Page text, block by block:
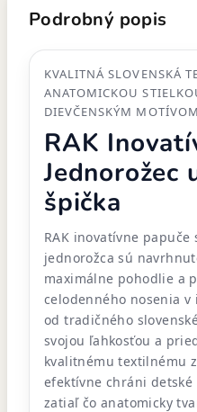
Podrobný popis
KVALITNÁ SLOVENSKÁ
ANATOMICKOU
DIEVČENSKÝM
RAK
Jednorožec
špička
RAK inovatívne
jednorožca sú
maximálne pohodlie a
celodenného nosenia
od tradičného
svojou ľahkosťou a
kvalitnému textilnému
efektívne chráni
zatiaľ čo anatomicky